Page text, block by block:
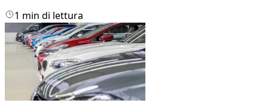
1 min di lettura